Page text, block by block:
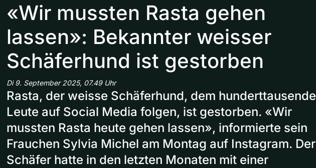
«Wir mussten Rasta gehen
lassen»: Bekannter weisser
Schäferhund ist gestorben
Di 9. September 2025, 07.49 Uhr
Rasta, der weisse Schäferhund, dem hunderttausende
Leute auf Social Media folgen, ist gestorben. «Wir
mussten Rasta heute gehen lassen», informierte sein
Frauchen Sylvia Michel am Montag auf Instagram. Der
Schäfer hatte in den letzten Monaten mit einer